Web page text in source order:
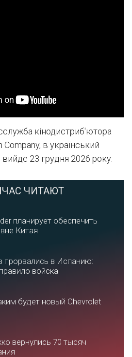
кінодистриб'ютора
в український
23 грудня 2026 року.
ЧИТАЮТ
планирует обеспечить
Китая
прорвались в Испанию:
войска
будет новый Chevrolet
вернулись 70 тысяч